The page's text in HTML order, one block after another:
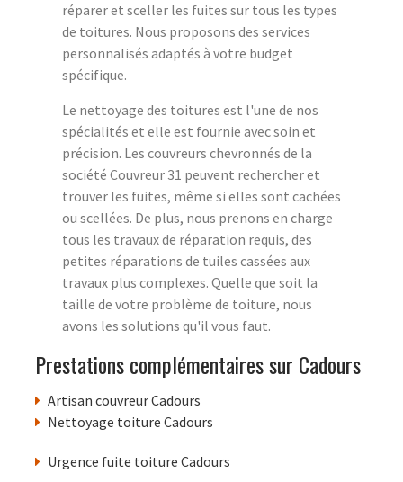
réparer et sceller les fuites sur tous les types
de toitures. Nous proposons des services
personnalisés adaptés à votre budget
spécifique.
Le nettoyage des toitures est l'une de nos
spécialités et elle est fournie avec soin et
précision. Les couvreurs chevronnés de la
société Couvreur 31 peuvent rechercher et
trouver les fuites, même si elles sont cachées
ou scellées. De plus, nous prenons en charge
tous les travaux de réparation requis, des
petites réparations de tuiles cassées aux
travaux plus complexes. Quelle que soit la
taille de votre problème de toiture, nous
avons les solutions qu'il vous faut.
Prestations complémentaires sur Cadours
Artisan couvreur Cadours
Nettoyage toiture Cadours
Urgence fuite toiture Cadours